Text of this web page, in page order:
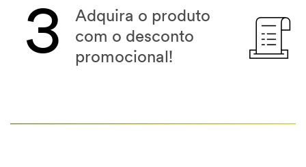
3
Adquira o produto
com o desconto
promocional!